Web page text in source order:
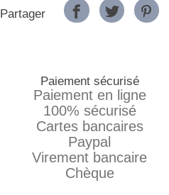
Partager
Paiement sécurisé
Paiement en ligne
100% sécurisé
Cartes bancaires
Paypal
Virement bancaire
Chèque